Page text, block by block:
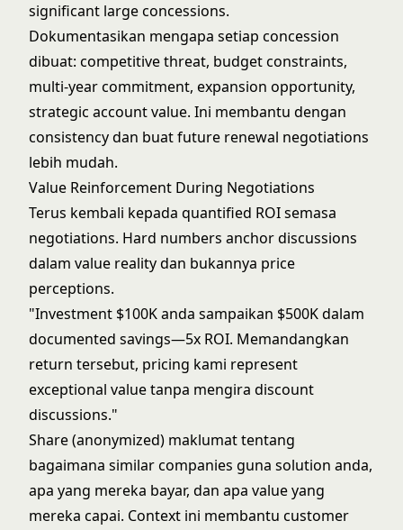
significant large concessions.
Dokumentasikan mengapa setiap concession
dibuat: competitive threat, budget constraints,
multi-year commitment, expansion opportunity,
strategic account value. Ini membantu dengan
consistency dan buat future renewal negotiations
lebih mudah.
Value Reinforcement During Negotiations
Terus kembali kepada quantified ROI semasa
negotiations. Hard numbers anchor discussions
dalam value reality dan bukannya price
perceptions.
"Investment $100K anda sampaikan $500K dalam
documented savings—5x ROI. Memandangkan
return tersebut, pricing kami represent
exceptional value tanpa mengira discount
discussions."
Share (anonymized) maklumat tentang
bagaimana similar companies guna solution anda,
apa yang mereka bayar, dan apa value yang
mereka capai. Context ini membantu customer